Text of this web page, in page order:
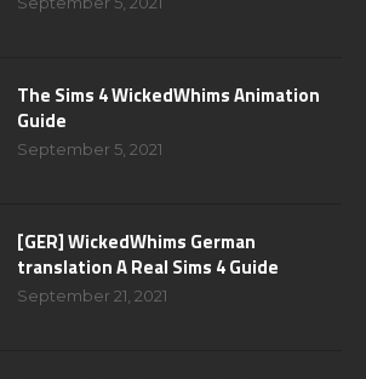
The Sims 4 WickedWhims Animation
Guide
September 5, 2021
[GER] WickedWhims German
translation A Real Sims 4 Guide
September 21, 2021